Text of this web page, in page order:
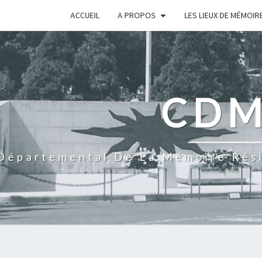
ACCUEIL A PROPOS LES LIEUX DE
De La Mémoire